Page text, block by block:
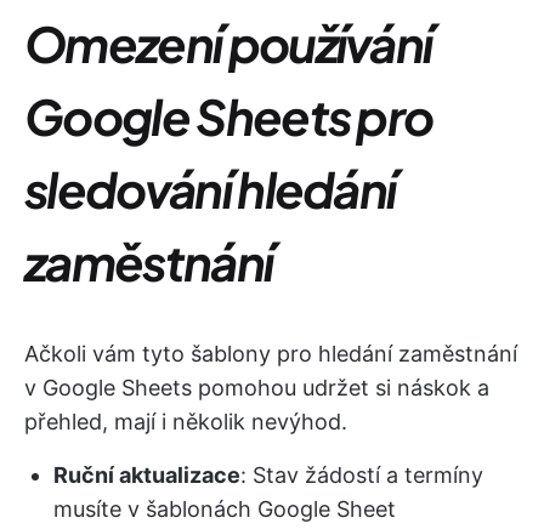
Omezení používání
Google Sheets pro
sledování hledání
zaměstnání
Ačkoli vám tyto šablony pro hledání zaměstnání
v Google Sheets pomohou udržet si náskok a
přehled, mají i několik nevýhod.
Ruční aktualizace: Stav žádostí a termíny
musíte v šablonách Google Sheet